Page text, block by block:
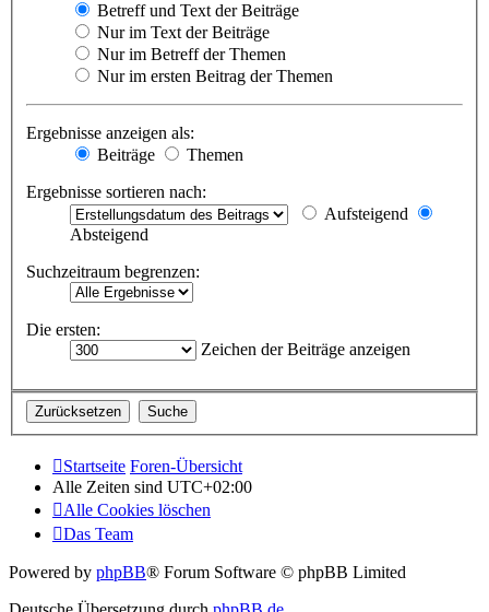
Betreff und Text der Beiträge
Nur im Text der Beiträge
Nur im Betreff der Themen
Nur im ersten Beitrag der Themen
Ergebnisse anzeigen als:
Beiträge
Themen
Ergebnisse sortieren nach:
Aufsteigend
Absteigend
Suchzeitraum begrenzen:
Die ersten:
Zeichen der Beiträge anzeigen
Startseite Foren-Übersicht
Alle Zeiten sind UTC+02:00
Alle Cookies löschen
Das Team
Powered by phpBB® Forum Software © phpBB Limited